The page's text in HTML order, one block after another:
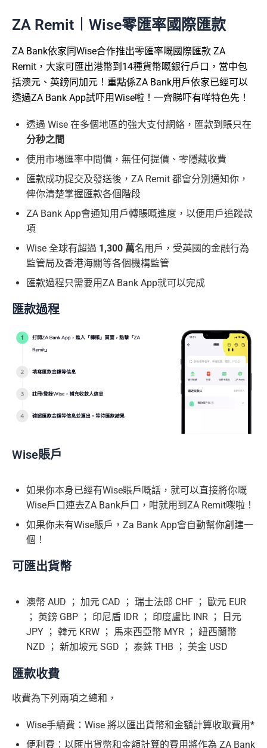
ZA Remit︱Wise零匯率國際匯款
ZA Bank依家同Wise合作推出零匯率嘅國際匯款 ZA
Remit，大家可匯出港幣到14種貨幣嘅銀行戶口，當中包
括澳元、英鎊同加元！重點係ZA Bank用戶依家已經可以
透過ZA Bank App試吓用Wise啦！一齊睇吓有咩特色先！
透過 Wise 在多個地區的強大支付網絡，匯款到賬只在
分秒之間
使用市場匯率中間價，無任何提價、零隱藏收費
匯款成功提交及發送後，ZA Remit 都會分別通知你，
俾你清楚掌握匯款各個階段
ZA Bank App會通知用戶轉賬嘅進度，以便用戶追蹤款
項
Wise 全球有超過 1,300 萬名用戶，受英國的金融行為
監管局及香港海關等各個機構監管
匯款過程只需要用ZA Bank App就可以完成
匯款過程
Wise賬戶
如果你本身已經有Wise賬戶嘅話，就可以直接將你嘅
Wise戶口連去ZA Bank戶口，咁就用到ZA Remit㗎啦！
如果你未有Wise賬戶，Za Bank App會自動幫你創建一
個！
可匯出貨幣
澳幣 AUD ； 加元 CAD ； 瑞士法郎 CHF ； 歐元 EUR
； 英鎊 GBP ； 印尼盾 IDR ； 印度盧比 INR ； 日元
JPY ； 韓元 KRW ； 馬來西亞幣 MYR ； 紐西蘭幣
NZD ； 新加坡元 SGD ； 泰銖 THB ； 美金 USD
匯款收費
收費為下列兩項之總和，
Wise手續費：Wise 將以匯出貨幣和金額計算收取費用*
便利費：以匯出貨幣和金額計算的費用將作為 ZA Bank